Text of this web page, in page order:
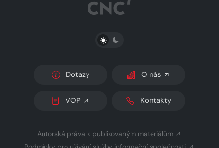
PŘEPNOUT SVĚTLÝ/TMAVÝ REŽIM
Dotazy O nás
VOP Kontakty
Autorská práva k publikovaným materiálům